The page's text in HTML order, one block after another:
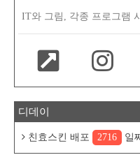
IT와 그림, 각종 프로그램
디데이
친효스킨 배포 2716 일